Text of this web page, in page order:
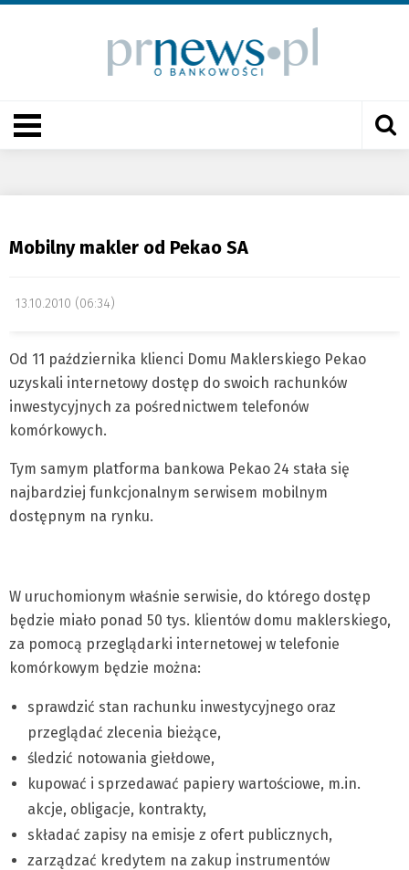
Mobilny makler od Pekao SA
13.10.2010 (06:34)
Od 11 października klienci Domu Maklerskiego Pekao
uzyskali internetowy dostęp do swoich rachunków
inwestycyjnych za pośrednictwem telefonów
komórkowych.
Tym samym platforma bankowa Pekao 24 stała się
najbardziej funkcjonalnym serwisem mobilnym
dostępnym na rynku.
W uruchomionym właśnie serwisie, do którego dostęp
będzie miało ponad 50 tys. klientów domu maklerskiego,
za pomocą przeglądarki internetowej w telefonie
komórkowym będzie można:
sprawdzić stan rachunku inwestycyjnego oraz
przeglądać zlecenia bieżące,
śledzić notowania giełdowe,
kupować i sprzedawać papiery wartościowe, m.in.
akcje, obligacje, kontrakty,
składać zapisy na emisje z ofert publicznych,
zarządzać kredytem na zakup instrumentów